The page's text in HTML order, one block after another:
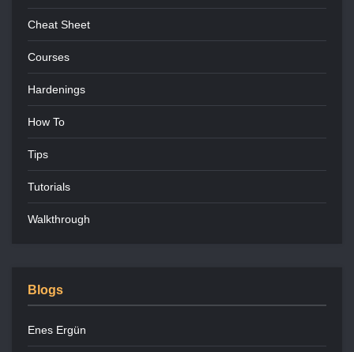
Cheat Sheet
Courses
Hardenings
How To
Tips
Tutorials
Walkthrough
Blogs
Enes Ergün